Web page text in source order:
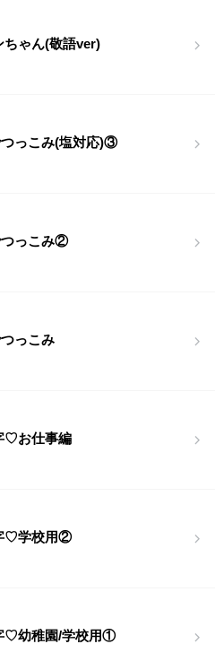
ちゃん(敬語ver)
っこみ(塩対応)③
つっこみ②
っこみ
♡お仕事編
♡学校用②
♡幼稚園/学校用①